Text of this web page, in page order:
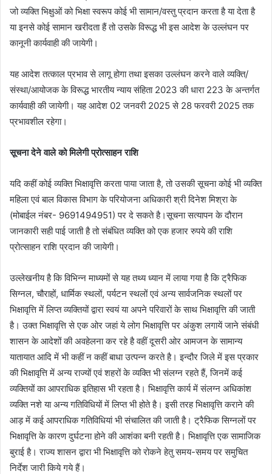
जो व्यक्ति भिक्षुओं को भिक्षा स्वरूप कोई भी सामान/वस्तु प्रदान करता है या देता है
या इनसे कोई सामान खरीदता हैं तो उसके विरूद्ध भी इस आदेश के उल्लंघन पर
कानूनी कार्यवाही की जायेगी।
यह आदेश तत्काल प्रभाव से लागू होगा तथा इसका उल्लंघन करने वाले व्यक्ति/
संस्था/आयोजक के विरूद्ध भारतीय न्याय संहिता 2023 की धारा 223 के अन्तर्गत
कार्यवाही की जायेगी। यह आदेश 02 जनवरी 2025 से 28 फरवरी 2025 तक
प्रभावशील रहेगा।
सूचना देने वाले को मिलेगी प्रोत्साहन राशि
यदि कहीं कोई व्यक्ति भिक्षावृत्ति करता पाया जाता है, तो उसकी सूचना कोई भी व्यक्ति
महिला एवं बाल विकास विभाग के परियोजना अधिकारी श्री दिनेश मिश्रा के
(मोबाईल नंबर- 9691494951) पर दे सकते है।सूचना सत्यापन के दौरान
जानकारी सही पाई जाती है तो संबंधित व्यक्ति को एक हजार रुपये की राशि
प्रोत्साहन राशि प्रदान की जायेगी।
उल्लेखनीय है कि विभिन्न माध्यमों से यह तथ्य ध्यान में लाया गया है कि ट्रैफिक
सिग्नल, चौराहों, धार्मिक स्थलों, पर्यटन स्थलों एवं अन्य सार्वजनिक स्थलों पर
भिक्षावृत्ति में लिप्त व्यक्तियों द्वारा स्वयं या अपने परिवारों के साथ भिक्षावृत्ति की जाती
है। उक्त भिक्षावृत्ति से एक ओर जहां ये लोग भिक्षावृत्ति पर अंकुश लगायें जाने संबंधी
शासन के आदेशों की अवहेलना कर रहे है वहीं दूसरी ओर आमजन के सामान्य
यातायात आदि में भी कहीं न कहीं बाधा उत्पन्न करते है। इन्दौर जिले में इस प्रकार
की भिक्षावृत्ति में अन्य राज्यों एवं शहरों के व्यक्ति भी संलग्न रहते हैं, जिनमें कई
व्यक्तियों का आपराधिक इतिहास भी रहता है। भिक्षावृत्ति कार्य में संलग्न अधिकांश
व्यक्ति नशे या अन्य गतिविधियों में लिप्त भी होते है। इसी तरह भिक्षावृत्ति कराने की
आड़ में कई आपराधिक गतिविधियां भी संचालित की जाती है। ट्रैफिक सिग्नलों पर
भिक्षावृत्ति के कारण दुर्घटना होने की आशंका बनी रहती है। भिक्षावृत्ति एक सामाजिक
बुराई है। राज्य शासन द्वारा भी भिक्षावृत्ति को रोकने हेतु समय-समय पर समुचित
निर्देश जारी किये गये हैं।